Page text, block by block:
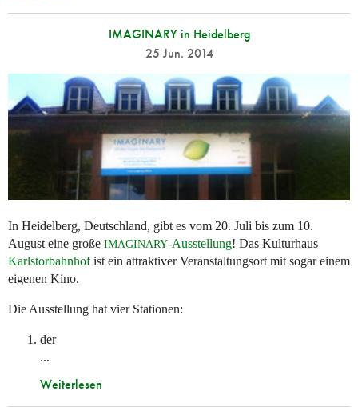
IMAGINARY in Heidelberg
25 Jun. 2014
In Heidelberg, Deutschland, gibt es vom 20. Juli bis zum 10.
August eine große IMAGINARY-Ausstellung! Das Kulturhaus
Karlstorbahnhofist ein attraktiver Veranstaltungsort mit sogar einem
eigenen Kino.
Die Ausstellung hat vier Stationen:
der
...
Weiterlesen